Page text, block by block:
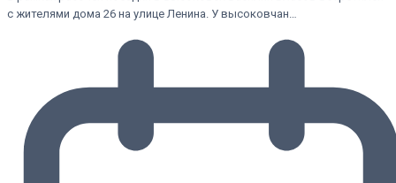
с жителями дома 26 на улице Ленина. У высоковчан…